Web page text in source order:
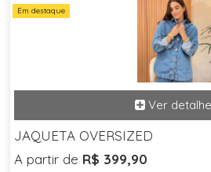
Em destaque
JAQUETA OVERSIZED
A partir de R$ 399,90